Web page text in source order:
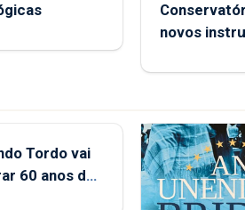
novos
Tordo vai
60 anos de